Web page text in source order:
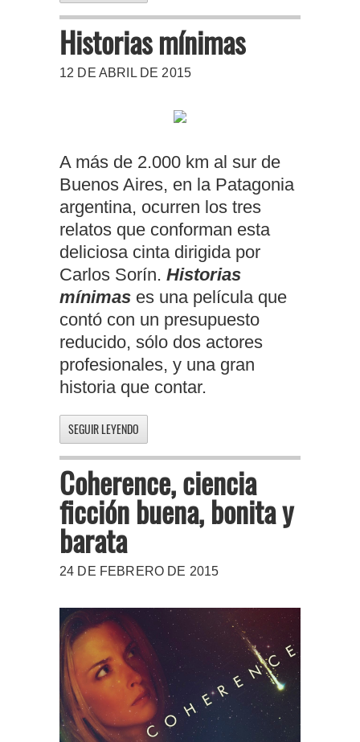
Historias mínimas
12 DE ABRIL DE 2015
A más de 2.000 km al sur de
Buenos Aires, en la Patagonia
argentina, ocurren los tres
relatos que conforman esta
deliciosa cinta dirigida por
Carlos Sorín. Historias
mínimas es una película que
contó con un presupuesto
reducido, sólo dos actores
profesionales, y una gran
historia que contar.
SEGUIR LEYENDO
Coherence, ciencia
ficción buena, bonita y
barata
24 DE FEBRERO DE 2015